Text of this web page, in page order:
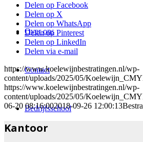
Over ons
Contact
Bedrijfsschool
Delen op Facebook
Delen op X
Delen op WhatsApp
Delen op Pinterest
Delen op LinkedIn
Delen via e-mail
https://www.koelewijnbestratingen.nl/wp-
content/uploads/2025/05/
https://www.koelewijnbestratingen.nl/wp-
content/uploads/2025/05/
06-20 08:16:002018-09-26 12:00:13
Kantoor